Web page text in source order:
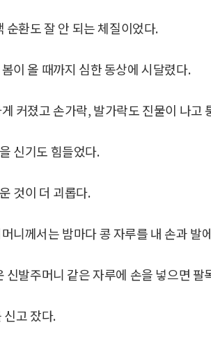
순환도 잘 안 되는 체질이었다.
이 올 때까지 심한 동상에 시달렸다.
커졌고 손가락, 발가락도 진물이 나고
신기도 힘들었다.
것이 더 괴롭다.
니께서는 밤마다 콩 자루를 내 손과 발
신발주머니 같은 자루에 손을 넣으면 팔
신고 잤다.